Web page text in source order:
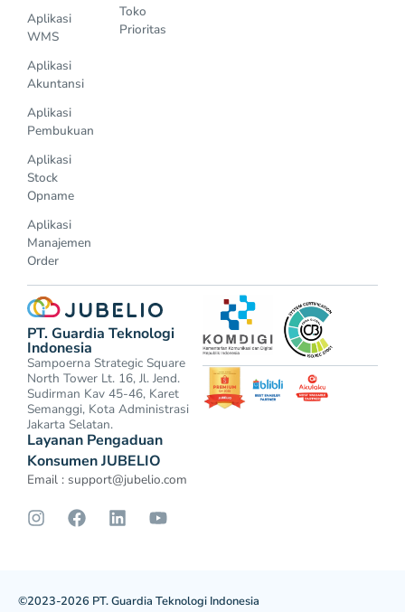
Aplikasi
WMS
Aplikasi
Akuntansi
Aplikasi
Pembukuan
Aplikasi
Stock
Opname
Aplikasi
Manajemen
Order
Toko
Prioritas
PT. Guardia Teknologi
Indonesia
Sampoerna Strategic Square
North Tower Lt. 16, Jl. Jend.
Sudirman Kav 45-46, Karet
Semanggi, Kota Administrasi
Jakarta Selatan.
Layanan Pengaduan
Konsumen JUBELIO
Email : support@jubelio.com
©2023-2026 PT. Guardia Teknologi Indonesia